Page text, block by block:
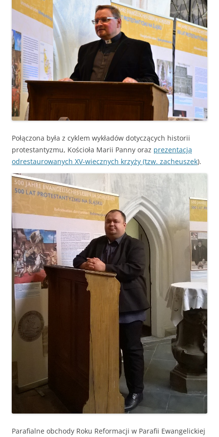
Połączona była z cyklem wykładów dotyczących historii
protestantyzmu, Kościoła Marii Panny oraz prezentacją
odrestaurowanych XV-wiecznych krzyży (tzw. zacheuszek).
Parafialne obchody Roku Reformacji w Parafii Ewangelickiej